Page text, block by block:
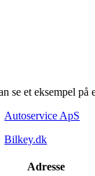
se et eksempel
Autoservice ApS
Bilkey.dk
Adresse